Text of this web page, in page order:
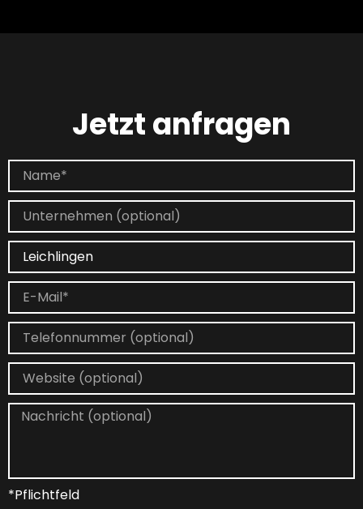
Jetzt anfragen
*Pflichtfeld